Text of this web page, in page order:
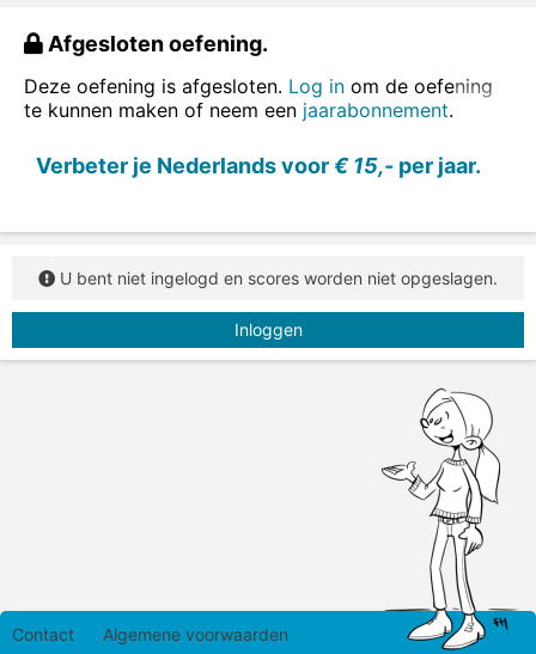
Je oefent woorden met één
Lees het woord, zeg het woord hardop (als dat kan)
en typ het woord in het vakje.
Afgesloten oefening.
Deze oefening is afgesloten. Log in om de oefening
te kunnen maken of neem een jaarabonnement.
Verbeter je Nederlands voor€ 15,- per jaar.
U bent niet ingelogd en scores worden niet opgeslagen.
Inloggen
Contact Algemene voorwaarden